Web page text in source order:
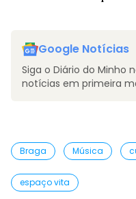
Google Notícias
Siga o Diário do Minho
notícias em primeira
Braga Música
espaço vita